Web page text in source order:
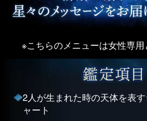
※こちらのメニューは女性専
2人が生まれた時の天体を表
ャート